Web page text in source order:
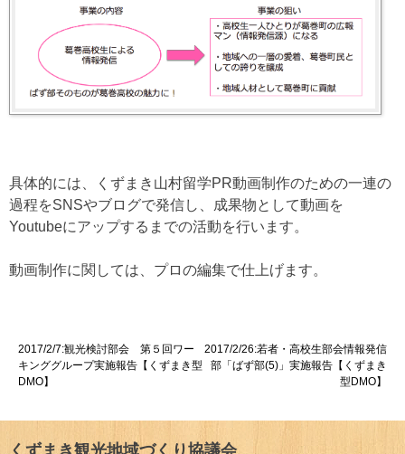
具体的には、くずまき山村留学PR動画制作のための一連の
過程をSNSやブログで発信し、成果物として動画を
Youtubeにアップするまでの活動を行います。
動画制作に関しては、プロの編集で仕上げます。
投
稿
ビ
2017/2/7:観光検討部会 第５回ワー
キンググループ実施報告【くずまき型
DMO】
2017/2/26:若者・高校生部会情報発信
部「ばず部(5)」実施報告【くずまき
型DMO】